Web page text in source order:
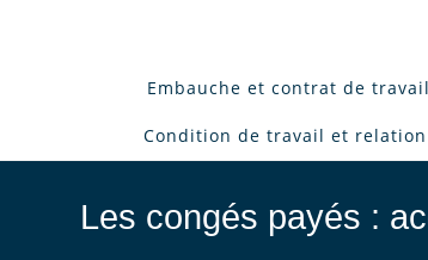
Embauche et contrat de travail
Condition de travail et
Les congés payés :